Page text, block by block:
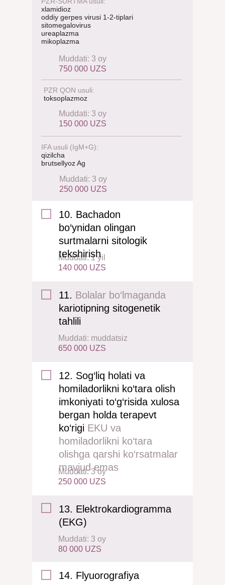
Muddati: 3 oy
750 000 UZS
xlamidioz
oddiy gerpes virusi 1-2-tiplari
sitomegalovirus
ureaplazma
mikoplazma
Muddati: 3 oy
150 000 UZS
PZR QON usuli:
toksoplazmoz
IFA usuli (IgM+G):
qizilcha
brutsellyoz Ag
Muddati: 3 oy
250 000 UZS
Muddati: 1 yil
140 000 UZS
10. Bachadon
bo‘ynidan olingan
surtmalarni sitologik
tekshirish
Muddati: muddatsiz
650 000 UZS
11. Bolalar bo‘lmaganda
kariotipning sitogenetik
tahlili
Muddati: 3 oy
250 000 UZS
12. Sog‘liq holati va
homiladorlikni ko‘tara olish
imkoniyati to‘g‘risida xulosa
bergan holda terapevt
ko‘rigi EKU va
homiladorlikni ko‘tara
olishga qarshi ko‘rsatmalar
mavjud emas
Muddati: 3 oy
80 000 UZS
13. Elektrokardiogramma
(EKG)
14. Flyuorografiya